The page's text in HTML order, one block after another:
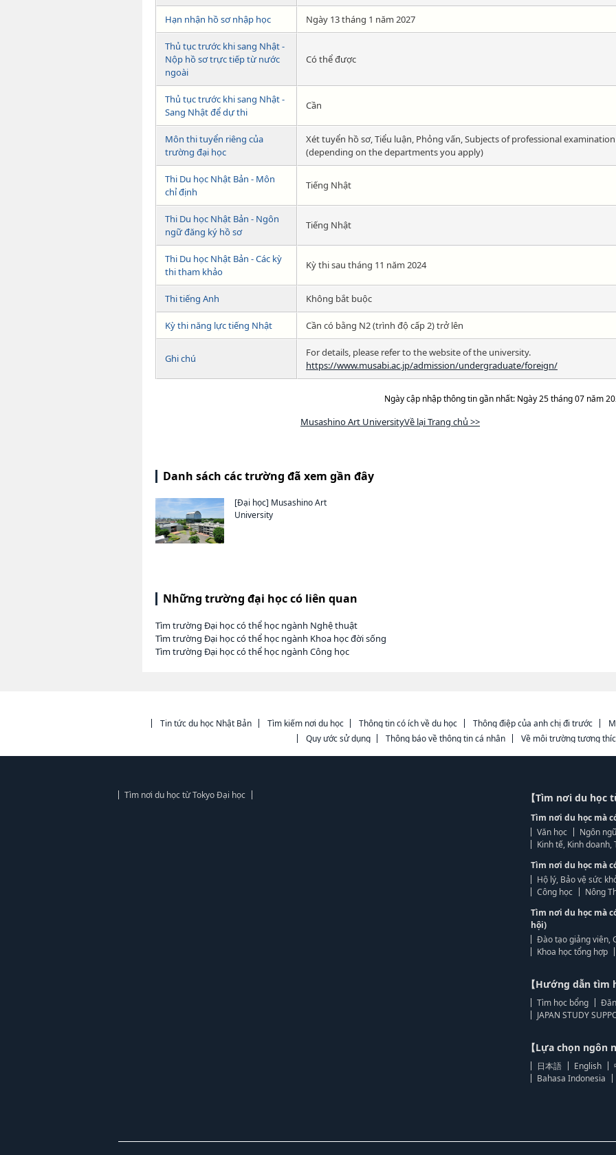
Hạn nhận hồ sơ nhập học Ngày 13 tháng 1 năm 2027
Thủ tục trước khi sang Nhật -
Nộp hồ sơ trực tiếp từ nước
ngoài
Có thể được
Thủ tục trước khi sang Nhật -
Sang Nhật để dự thi
Cần
Môn thi tuyển riêng của
trường đại học
Xét tuyển hồ sơ, Tiểu luận, Phỏng vấn, Subjects of professional examination
(depending on the departments you apply)
Thi Du học Nhật Bản - Môn
chỉ định
Tiếng Nhật
Thi Du học Nhật Bản - Ngôn
ngữ đăng ký hồ sơ
Tiếng Nhật
Thi Du học Nhật Bản - Các kỳ
thi tham khảo
Kỳ thi sau tháng 11 năm 2024
Thi tiếng Anh Không bắt buộc
Kỳ thi năng lực tiếng Nhật Cần có bằng N2 (trình độ cấp 2) trở lên
Ghi chú
For details, please refer to the website of the university.
https://www.musabi.ac.jp/admission/undergraduate/foreign/
Ngày cập nhập thông tin gần nhất: Ngày 25 tháng 07 năm
Musashino Art UniversityVề lại Trang chủ >>
Danh sách các trường đã xem gần đây
[Đại học] Musashino Art
University
Những trường đại học có liên quan
Tìm trường Đại học có thể học ngành Nghệ thuật
Tìm trường Đại học có thể học ngành Khoa học đời sống
Tìm trường Đại học có thể học ngành Công học
Tin tức du học Nhật Bản Tìm kiếm nơi du học Thông tin có ích về du học Thông điệp của anh chị đi trước
Quy ước sử dụng
Thông báo về thông tin cá nhân Về môi trường tương
Tìm nơi du học từ Tokyo Đại học 【Tìm nơi du học
Tìm nơi du học mà
Văn học
Ngôn
Kinh tế, Kinh
Tìm nơi du học mà
Hộ lý, Bảo vệ sức
Công học
Nông
Tìm nơi du học mà
hội)
Đào tạo giảng viên,
Khoa học tổng hợp
【Hướng dẫn tìm
Tìm học bổng
JAPAN STUDY
【Lựa chọn ngôn
日本語 English
Bahasa Indonesia